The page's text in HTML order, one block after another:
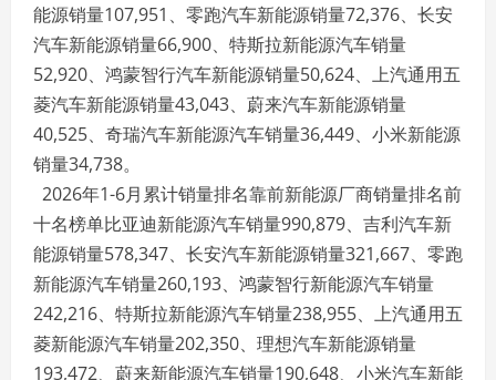
能源销量107,951、零跑汽车新能源销量72,376、长安
汽车新能源销量66,900、特斯拉新能源汽车销量
52,920、鸿蒙智行汽车新能源销量50,624、上汽通用五
菱汽车新能源销量43,043、蔚来汽车新能源销量
40,525、奇瑞汽车新能源汽车销量36,449、小米新能源
销量34,738。
2026年1-6月累计销量排名靠前新能源厂商销量排名前
十名榜单比亚迪新能源汽车销量990,879、吉利汽车新
能源销量578,347、长安汽车新能源销量321,667、零跑
新能源汽车销量260,193、鸿蒙智行新能源汽车销量
242,216、特斯拉新能源汽车销量238,955、上汽通用五
菱新能源汽车销量202,350、理想汽车新能源销量
193,472、蔚来新能源汽车销量190,648、小米汽车新能